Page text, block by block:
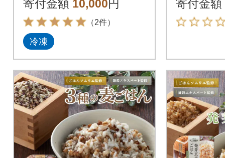
寄付金額 10,000円
（2件）
冷凍
寄付金額